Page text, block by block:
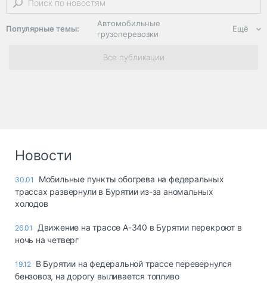
Популярные темы:
Автомобильные
грузоперевозки
Региональная
логистика
опасные грузы
грузовые
терминалы
Ещё
Все публикации
Новости
30.01
Мобильные пункты обогрева на федеральных
трассах развернули в Бурятии из-за аномальных
холодов
26.01
Движение на трассе А-340 в Бурятии перекроют в
ночь на четверг
19.12 В Бурятии на федеральной трассе перевернулся
бензовоз, на дорогу выливается топливо